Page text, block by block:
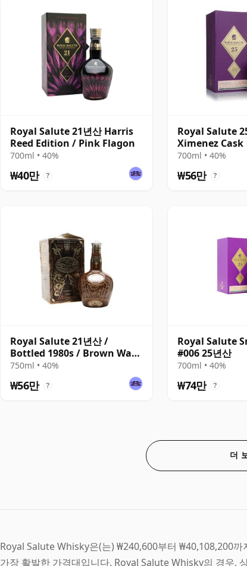
Royal Salute 21년산 Harris
Reed Edition / Pink Flagon
700ml • 40%
₩40만 ?
Royal Salute
Ximenez Cask
700ml • 40%
₩56만 ?
Royal Salute 21년산 /
Bottled 1980s / Brown Wade
Decanter
750ml • 40%
₩56만 ?
Royal Salute
#006 25년산
700ml • 40%
₩74만 ?
더
Royal Salute Whisky은(는) ₩240,600부터 ₩40,108,200
가장 활발한 가격대입니다. Royal Salute Whisky의 경우,